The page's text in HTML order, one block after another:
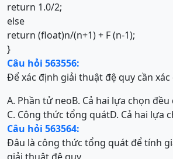
return 1.0/2;
else
return (float)n/(n+1) + F (n-1);
}
Câu hỏi 563556:
Để xác định giải thuật đệ quy cần xác
A. Phần tử neoB. Cả hai lựa chọn đều
C. Công thức tổng quátD. Cả hai lựa
Câu hỏi 563564:
Đâu là công thức tổng quát để tính